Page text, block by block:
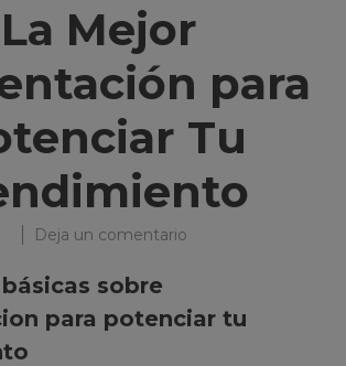
La Mejor
para
Tu
Por22
agosto
2023
Categorías:
Etiquetas:
bicicleta ,
potenciar,
Deja un comentario
para
sobre
para potenciar tu